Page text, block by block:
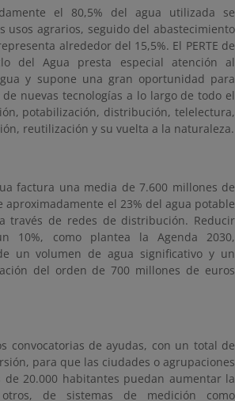
el 80,5% del agua utilizada se
usos agrarios, seguido del abastecimiento
alrededor del 15,5%. El PERTE de
del Agua presta especial atención al
y supone una gran oportunidad para
nuevas tecnologías a lo largo de todo el
potabilización, distribución, telelectura,
reutilización y su vuelta a la naturaleza.
factura una media de 7.600 millones de
aproximadamente el 23% del agua potable
través de redes de distribución. Reducir
10%, como plantea la Agenda 2030,
un volumen de agua significativo y un
del orden de 700 millones de euros
convocatorias de ayudas, con un total de
para que las ciudades o agrupaciones
20.000 habitantes puedan aumentar la
de sistemas de medición como